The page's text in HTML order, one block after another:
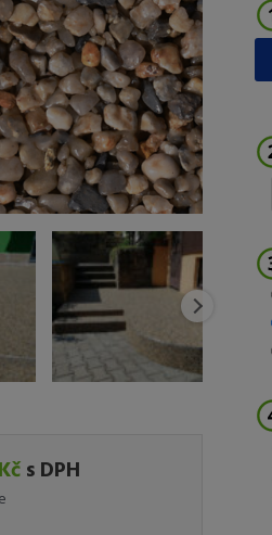
s DPH